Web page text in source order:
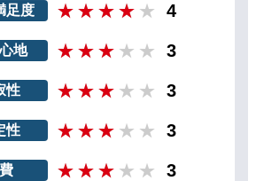
足度 4
地 3
性 3
性 3
3